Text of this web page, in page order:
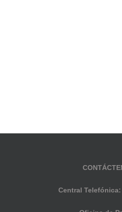
Central Telefónica: